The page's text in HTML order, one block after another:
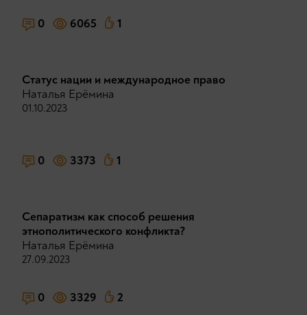
0 6065 1
Статус нации и международное право
Наталья Ерёмина
01.10.2023
0 3373 1
Сепаратизм как способ решения
этнополитического конфликта?
Наталья Ерёмина
27.09.2023
0 3329 2